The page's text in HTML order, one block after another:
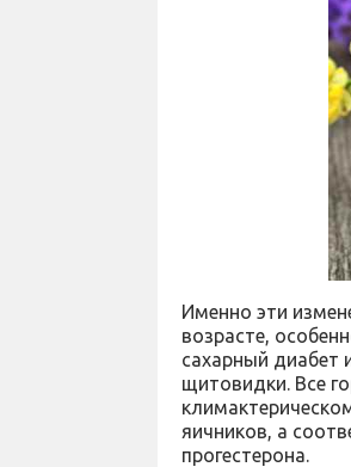
Именно эти
возрасте,
сахарный диабет
щитовидки. Все
яичников, а
прогестерона.